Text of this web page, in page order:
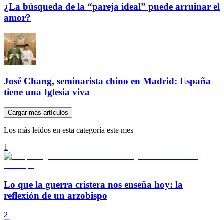
¿La búsqueda de la “pareja ideal” puede arruinar el
amor?
José Chang, seminarista chino en Madrid: España
tiene una Iglesia viva
Cargar más artículos
Los más leídos en esta categoría este mes
1
Lo que la guerra cristera nos enseña hoy: la
reflexión de un arzobispo
2